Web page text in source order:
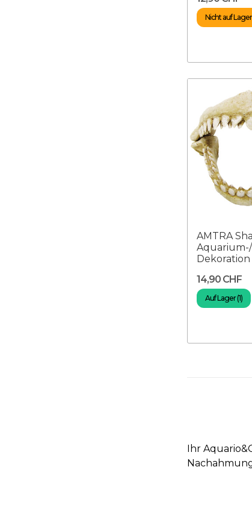
Nicht auf Lager
AMTRA
Dekoration
14,90 CHF
Auf Lager (1)
Ihr